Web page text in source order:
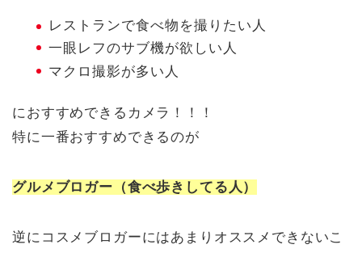
レストランで食べ物を撮りたい人
一眼レフのサブ機が欲しい人
マクロ撮影が多い人
におすすめできるカメラ！！！
特に一番おすすめできるのが
グルメブロガー（食べ歩きしてる人）
逆にコスメブロガーにはあまりオススメできないこ